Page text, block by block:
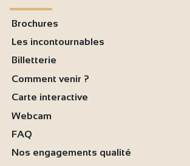
Brochures
Les incontournables
Billetterie
Comment venir ?
Carte interactive
Webcam
FAQ
Nos engagements qualité